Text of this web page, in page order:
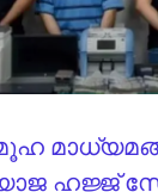
ഹജ്ജ്